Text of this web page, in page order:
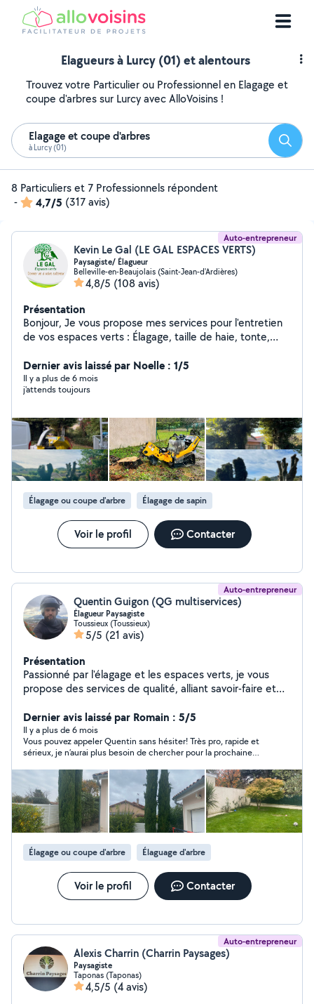
Elagueurs à Lurcy (01) et alentours
Trouvez votre Particulier ou Professionnel en Elagage et
coupe d'arbres sur Lurcy avec AlloVoisins !
Elagage et coupe d'arbres
à Lurcy (01)
8 Particuliers et 7 Professionnels répondent
-
4,7/5 (317 avis)
Auto-entrepreneur
Kevin Le Gal (LE GAL ESPACES VERTS)
Paysagiste/ Élagueur
Belleville-en-Beaujolais (Saint-Jean-d'Ardières)
4,8/5 (108 avis)
Présentation
Bonjour, Je vous propose mes services pour l'entretien
de vos espaces verts : Élagage, taille de haie, tonte,
Engazonnement, plantation massif,allée, bordure.
Minutieux et à l'écoute de mes clients. Je suis à votre
service avec plaisir. zéro sept/ soixante/ dix neuf/
d'impot -50%
Dernier avis laissé par Noelle : 1/5
Il y a plus de 6 mois
j'attends toujours
Élagage ou coupe d'arbre Élagage de sapin
Voir le profil Contacter
Auto-entrepreneur
Quentin Guigon (QG multiservices)
Élagueur Paysagiste
Toussieux (Toussieux)
5/5 (21 avis)
Présentation
Passionné par l'élagage et les espaces verts, je vous
propose des services de qualité, alliant savoir-faire et
restructuration, adaptation ) - abattage ( direct,
démontage ) - urgence élagage ( tempête ) - arbres
fruitiers Espace vert - remise en état jardin ou terrain
complet - taille de haie - taille architecturée - taille
d'arbustes - tonte - débroussaillage - fauchage
Nettoyage haute pression - terrasses - mur extérieur -
mobilier extérieur
Dernier avis laissé par Romain : 5/5
Il y a plus de 6 mois
Vous pouvez appeler Quentin sans hésiter! Très pro, rapide et
sérieux, je n’aurai plus besoin de chercher pour la prochaine
Élagage ou coupe d'arbre Élaguage d'arbre
Voir le profil Contacter
Auto-entrepreneur
Alexis Charrin (Charrin Paysages)
Paysagiste
Taponas (Taponas)
4,5/5 (4 avis)